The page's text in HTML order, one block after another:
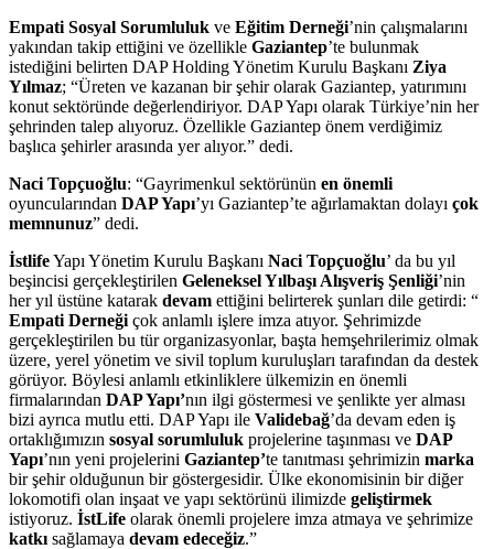
Empati Sosyal Sorumluluk ve Eğitim Derneği’nin çalışmalarını
yakından takip ettiğini ve özellikle Gaziantep’te bulunmak
istediğini belirten DAP Holding Yönetim Kurulu Başkanı Ziya
Yılmaz; “Üreten ve kazanan bir şehir olarak Gaziantep, yatırımını
konut sektöründe değerlendiriyor. DAP Yapı olarak Türkiye’nin her
şehrinden talep alıyoruz. Özellikle Gaziantep önem verdiğimiz
başlıca şehirler arasında yer alıyor.” dedi.
Naci Topçuoğlu: “Gayrimenkul sektörünün en önemli
oyuncularından DAP Yapı’yı Gaziantep’te ağırlamaktan dolayı çok
memnunuz” dedi.
İstlifeYapı Yönetim Kurulu Başkanı Naci Topçuoğlu’ da bu yıl
beşincisi gerçekleştirilen Geleneksel Yılbaşı Alışveriş Şenliği’nin
her yıl üstüne katarak devam ettiğini belirterek şunları dile getirdi: “
Empati Derneği çok anlamlı işlere imza atıyor. Şehrimizde
gerçekleştirilen bu tür organizasyonlar, başta hemşehrilerimiz olmak
üzere, yerel yönetim ve sivil toplum kuruluşları tarafından da destek
görüyor. Böylesi anlamlı etkinliklere ülkemizin en önemli
firmalarından DAP Yapı’nın ilgi göstermesi ve şenlikte yer alması
bizi ayrıca mutlu etti. DAP Yapı ile Validebağ’da devam eden iş
ortaklığımızın sosyal sorumluluk projelerine taşınması ve DAP
Yapı’nın yeni projelerini Gaziantep’te tanıtması şehrimizin marka
bir şehir olduğunun bir göstergesidir. Ülke ekonomisinin bir diğer
lokomotifi olan inşaat ve yapı sektörünü ilimizde geliştirmek
istiyoruz. İstLife olarak önemli projelere imza atmaya ve şehrimize
katkı sağlamaya devam edeceğiz.”